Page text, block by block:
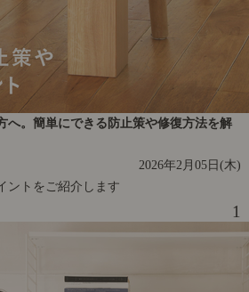
へ。簡単にできる防止策や修復方法を解
2026年2月05日(木)
ントをご紹介します
1